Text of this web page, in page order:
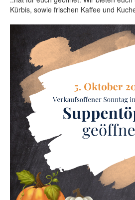
Kürbis, sowie frischen Kaffee und